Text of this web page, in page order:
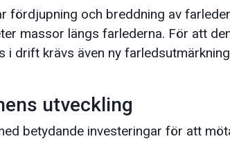
fördjupning och breddning av
massor längs farlederna. För att
i drift krävs även ny farledsutmärkning
utveckling
betydande investeringar för att